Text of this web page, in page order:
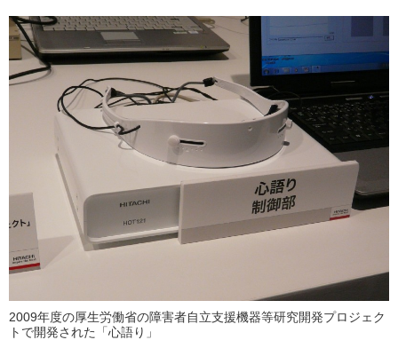
2009年度の厚生労働省の障害者自立支援機器等研究開発プロジェク
トで開発された「心語り」